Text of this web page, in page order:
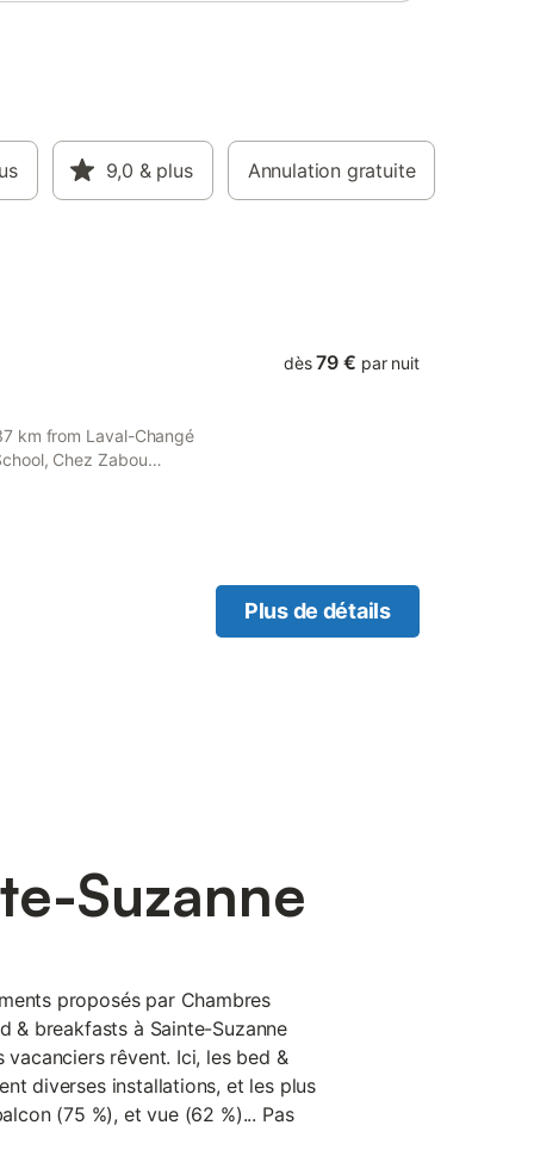
9,0 & plus Annulation gratuite
km from Laval-Changé
Chez Zabou
Suzanne.
dès 79 € par nuit
Plus de détails
Suzanne
proposés par Chambres
& breakfasts à Sainte-Suzanne
rêvent. Ici, les bed &
diverses installations, et les plus
(75 %), et vue (62 %)... Pas